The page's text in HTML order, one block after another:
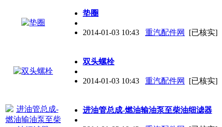
垫圈
2014-01-03 10:43 重汽配件网 [已核实]
双头螺栓
2014-01-03 10:43 重汽配件网 [已核实]
进油管总成-燃油输油泵至柴油细滤器